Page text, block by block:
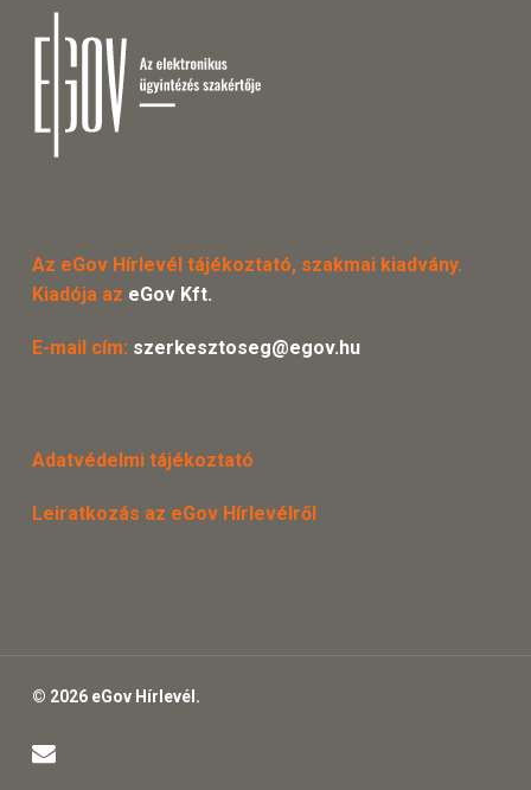
Az eGov Hírlevél tájékoztató, szakmai kiadvány.
Kiadója az eGov Kft.
E-mail cím: szerkesztoseg@egov.hu
Adatvédelmi tájékoztató
Leiratkozás az eGov Hírlevélről
© 2026 eGov Hírlevél.
email